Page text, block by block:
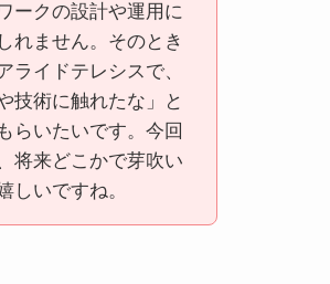
ークの設計や運用に
れません。そのとき
ライドテレシスで、
技術に触れたな」と
らいたいです。今回
将来どこかで芽吹い
しいですね。